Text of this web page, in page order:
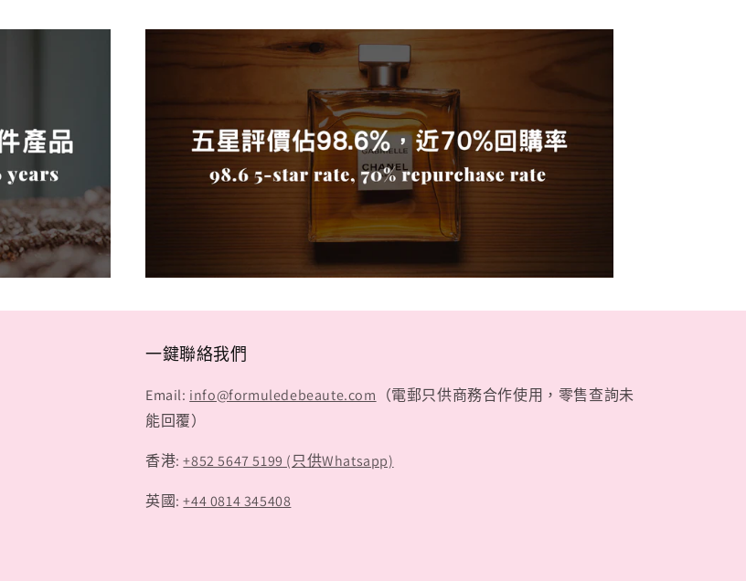
一鍵聯絡我們
Email: info@formuledebeaute.com （電郵只供商務合作使用，零售查詢未
能回覆）
香港:+852 5647 5199 (只供Whatsapp)
英國:+44 0814 345408